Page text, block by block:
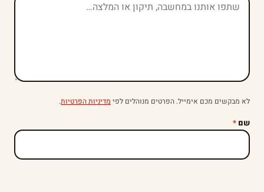
לא מבקשים מכם אימייל. הפרטים מנוהלים לפי מדיניות הפרטיות.
שם *